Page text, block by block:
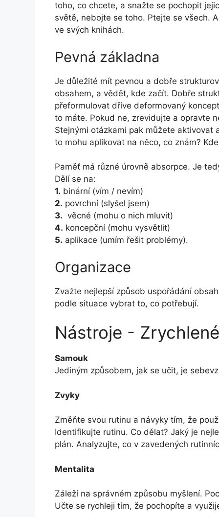
toho, co chcete, a snažte se pochopit
světě, nebojte se toho. Ptejte se všech.
ve svých knihách.
Pevná základna
Je důležité mít pevnou a dobře
obsahem, a vědět, kde začít. Dobře
přeformulovat dříve deformovaný
to máte. Pokud ne, zrevidujte a opravte
Stejnými otázkami pak můžete aktivovat
to mohu aplikovat na něco, co znám?
Paměť má různé úrovně absorpce. Je
Dělí se na:
1. binární (vím / nevím)
2. povrchní (slyšel jsem)
3. věcné (mohu o nich mluvit)
4. koncepční (mohu vysvětlit)
5. aplikace (umím řešit problémy).
Organizace
Zvažte nejlepší způsob uspořádání
podle situace vybrat to, co potřebují.
Nástroje -
Samouk
Jediným způsobem, jak se učit, je
Zvyky
Změňte svou rutinu a návyky tím, že
Identifikujte rutinu. Co dělat? Jaký je
plán. Analyzujte, co v zavedených
Mentalita
Záleží na správném způsobu myšlení.
Učte se rychleji tím, že pochopíte a